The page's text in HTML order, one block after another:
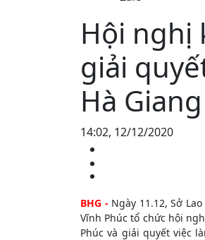
Hội nghị
giải
Hà
14:02, 12/12/2020
BHG -Ngày 11.12, Sở
Vĩnh Phúc tổ chức hội
Phúc và giải quyết việc